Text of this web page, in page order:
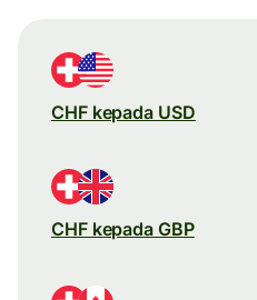
CHF kepada USD
CHF kepada GBP